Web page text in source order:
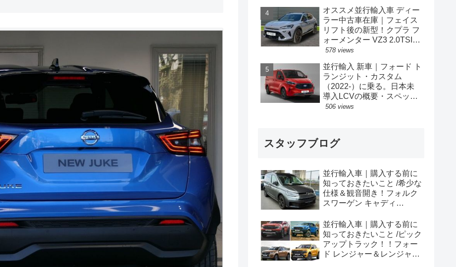
オススメ並行輸入車 ディー
ラー中古車在庫｜フェイス
リフト後の新型！クプラ フ
ォーメンター VZ3 2.0TSI
333PS 4Drive 7DSG 右ハン
578 views
並行輸入 新車｜フォード ト
ランジット・カスタム
（2022-）に乗る。日本未
導入LCVの概要・スペッ
ク・価格の情報。
506 views
スタッフブログ
並行輸入車｜購入する前に
知っておきたいこと /希少な
仕様＆観音開き！フォルク
スワーゲン キャディ
並行輸入車｜購入する前に
知っておきたいこと /ピック
アップトラック！！フォー
ド レンジャー＆レンジャー